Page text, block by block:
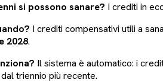
si possono sanare? I crediti in
I crediti compensativi utili a
2028.
Il sistema è automatico: i
triennio più recente.